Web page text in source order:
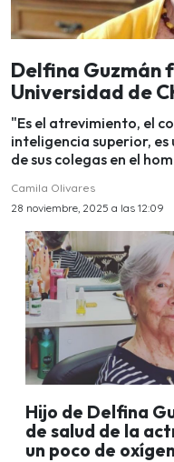
Delfina Guzmán
Universidad de
"Es el atrevimiento, el
inteligencia superior,
de sus colegas en el
Camila Olivares
28 noviembre, 2025 a las 12:09
Hijo de Delfina
de salud de la
un poco de